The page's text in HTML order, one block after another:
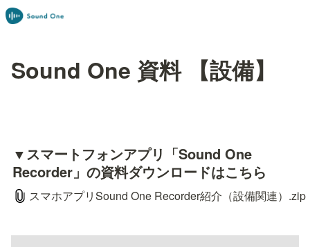
Sound One 資料 【設備】
▼スマートフォンアプリ「Sound One
Recorder」の資料ダウンロードはこちら
スマホアプリSound One Recorder紹介（設備関連）.zip